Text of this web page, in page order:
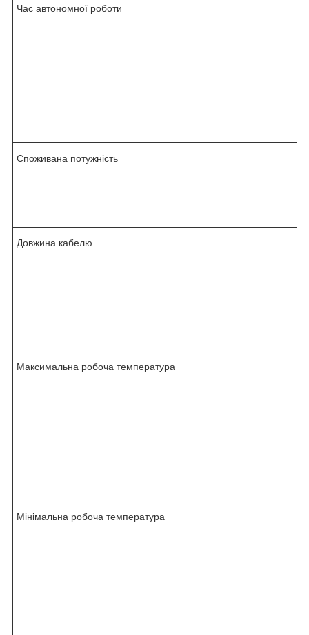
Час автономної роботи
Споживана потужність
Довжина кабелю
Максимальна робоча температура
Мінімальна робоча температура